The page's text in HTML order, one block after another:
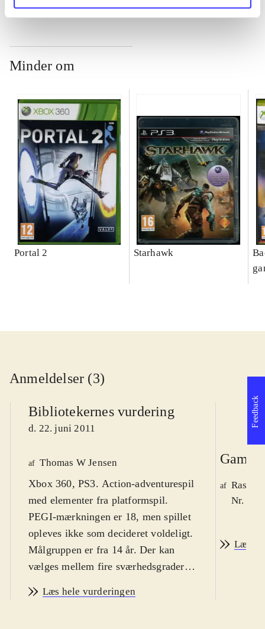
Minder om
Portal 2 Starhawk
Anmeldelser (3)
Bibliotekernes vurdering
d. 22. juni 2011
af Thomas W Jensen
Xbox 360, PS3. Action-adventurespil
med elementer fra platformspil.
PEGI-mærkningen er 18, men spillet
opleves ikke som decideret voldeligt.
Målgruppen er fra 14 år. Der kan
vælges mellem fire sværhedsgrader i
Alice har tilbragt 10 år på et
Læs hele vurderingen
Game
af
Nr.
Læs
Feedback